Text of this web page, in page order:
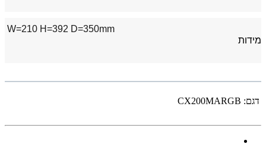
מידות
W=210 H=392 D=350mm
דגם: CX200MARGB